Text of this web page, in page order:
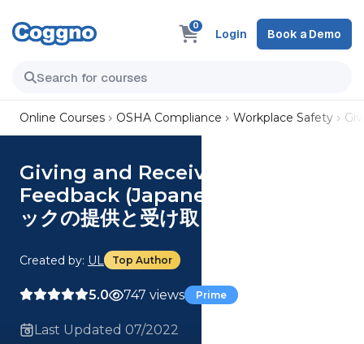
0
Login Book a Demo
Online Courses OSHA Compliance Workplace Safety
Giving and Receiving
Feedback (Japanese) フィードバ
ックの提供と受け取り Course
Created by: UL Top Author
5.0 747 views Prime
Last Updated 07/2022